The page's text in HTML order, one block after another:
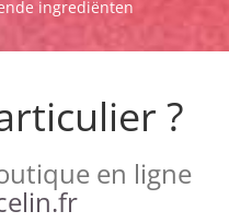
ingrediënten
?
en ligne